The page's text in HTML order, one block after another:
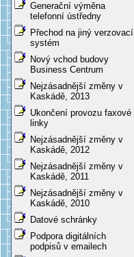
Generační výměna
telefonní ústředny
Přechod na jiný verzovací
systém
Nový vchod budovy
Business Centrum
Nejzásadnější změny v
Kaskádě, 2013
Ukončení provozu faxové
linky
Nejzásadnější změny v
Kaskádě, 2012
Nejzásadnější změny v
Kaskádě, 2011
Nejzásadnější změny v
Kaskádě, 2010
Datové schránky
Podpora digitálních
podpisů v emailech